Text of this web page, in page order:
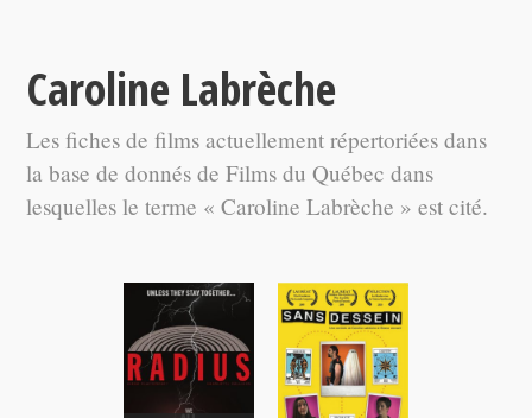
Caroline Labrèche
Les fiches de films actuellement répertoriées dans
la base de donnés de Films du Québec dans
lesquelles le terme « Caroline Labrèche » est cité.